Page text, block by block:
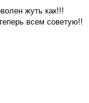
жуть как!!!
всем советую!!